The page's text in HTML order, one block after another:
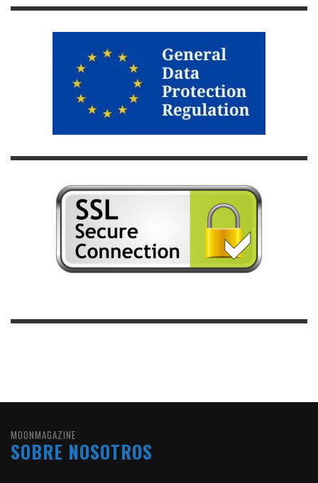
MOONMAGAZINE
SOBRE NOSOTROS